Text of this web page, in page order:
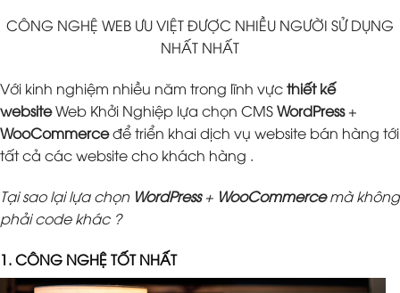
CÔNG NGHỆ WEB ƯU VIỆT ĐƯỢC NHIỀU NGƯỜI SỬ DỤNG
NHẤT NHẤT
Với kinh nghiệm nhiều năm trong lĩnh vựcthiết kế
websiteWeb Khởi Nghiệp lựa chọn CMSWordPress+
WooCommerceđể triển khai dịch vụ website bán hàng tới
tất cả các website cho khách hàng .
Tại sao lại lựa chọn WordPress+ WooCommercemà không
phải code khác ?
1. CÔNG NGHỆ TỐT NHẤT